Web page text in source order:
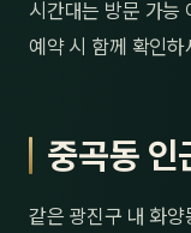
시간대는 방문 가능
예약 시 함께 확인하
중곡동 인
같은 광진구 내 화양